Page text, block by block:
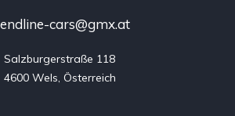
cars@gmx.at
Salzburgerstraße 118
4600 Wels, Österreich